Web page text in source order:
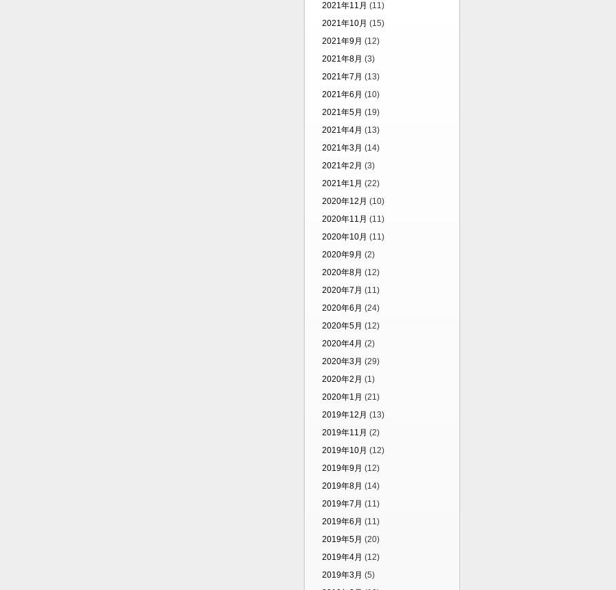
2021年11月 (11)
2021年10月 (15)
2021年9月 (12)
2021年8月 (3)
2021年7月 (13)
2021年6月 (10)
2021年5月 (19)
2021年4月 (13)
2021年3月 (14)
2021年2月 (3)
2021年1月 (22)
2020年12月 (10)
2020年11月 (11)
2020年10月 (11)
2020年9月 (2)
2020年8月 (12)
2020年7月 (11)
2020年6月 (24)
2020年5月 (12)
2020年4月 (2)
2020年3月 (29)
2020年2月 (1)
2020年1月 (21)
2019年12月 (13)
2019年11月 (2)
2019年10月 (12)
2019年9月 (12)
2019年8月 (14)
2019年7月 (11)
2019年6月 (11)
2019年5月 (20)
2019年4月 (12)
2019年3月 (5)